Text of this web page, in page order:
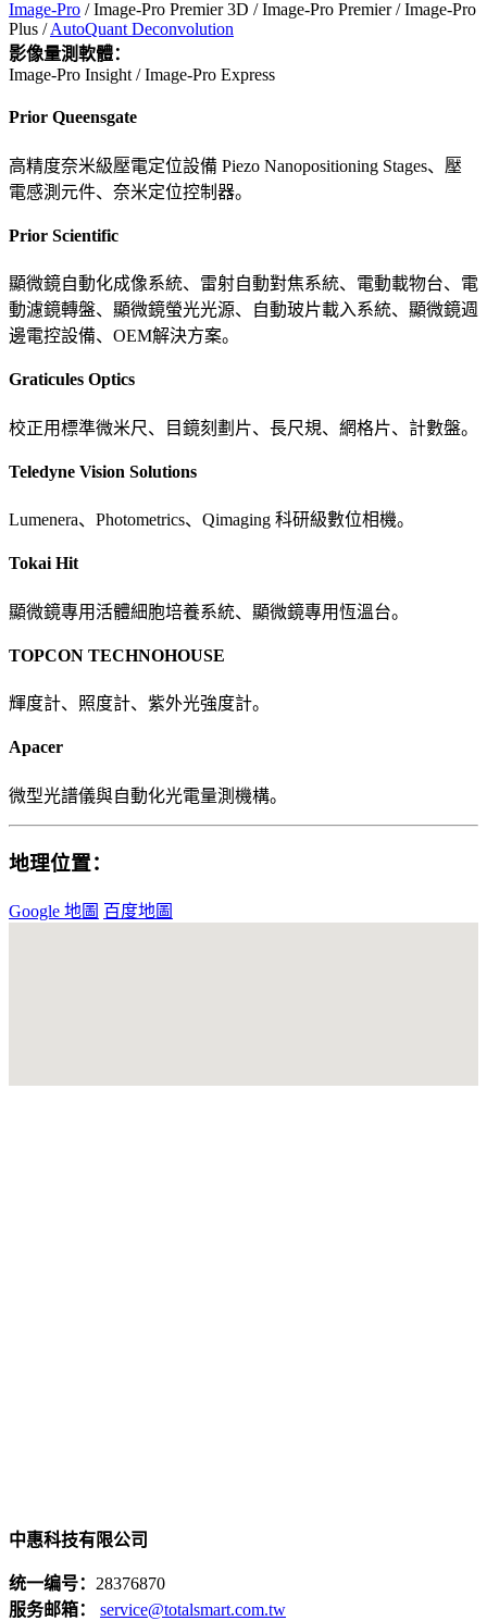
Image-Pro / Image-Pro Premier 3D / Image-Pro Premier / Image-Pro
Plus /AutoQuant Deconvolution
影像量測軟體：
Image-Pro Insight / Image-Pro Express
Prior Queensgate
高精度奈米級壓電定位設備 Piezo Nanopositioning Stages、壓
電感測元件、奈米定位控制器。
Prior Scientific
顯微鏡自動化成像系統、雷射自動對焦系統、電動載物台、電
動濾鏡轉盤、顯微鏡螢光光源、自動玻片載入系統、顯微鏡週
邊電控設備、OEM解決方案。
Graticules Optics
校正用標準微米尺、目鏡刻劃片、長尺規、網格片、計數盤。
Teledyne Vision Solutions
Lumenera、Photometrics、Qimaging 科研級數位相機。
Tokai Hit
顯微鏡專用活體細胞培養系統、顯微鏡專用恆溫台。
TOPCON TECHNOHOUSE
輝度計、照度計、紫外光強度計。
Apacer
微型光譜儀與自動化光電量測機構。
地理位置：
Google 地圖 百度地圖
中惠科技有限公司
统一编号： 28376870
服务邮箱：
service@totalsmart.com.tw